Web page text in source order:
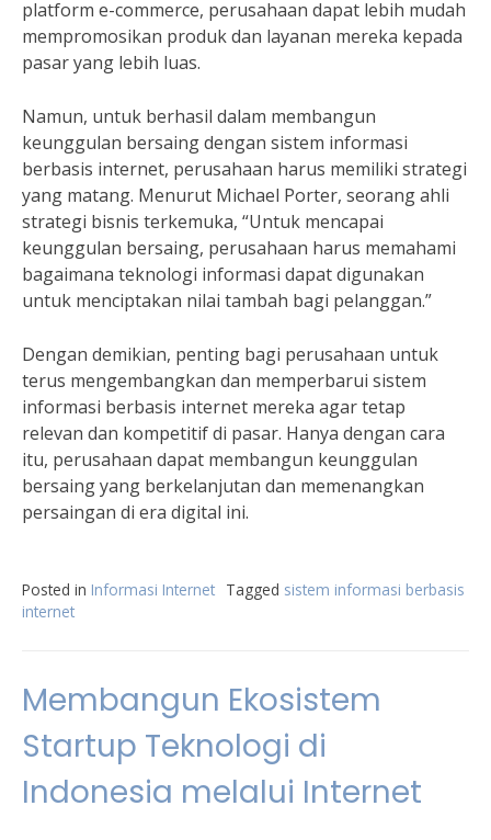
platform e-commerce, perusahaan dapat lebih mudah
mempromosikan produk dan layanan mereka kepada
pasar yang lebih luas.
Namun, untuk berhasil dalam membangun
keunggulan bersaing dengan sistem informasi
berbasis internet, perusahaan harus memiliki strategi
yang matang. Menurut Michael Porter, seorang ahli
strategi bisnis terkemuka, “Untuk mencapai
keunggulan bersaing, perusahaan harus memahami
bagaimana teknologi informasi dapat digunakan
untuk menciptakan nilai tambah bagi pelanggan.”
Dengan demikian, penting bagi perusahaan untuk
terus mengembangkan dan memperbarui sistem
informasi berbasis internet mereka agar tetap
relevan dan kompetitif di pasar. Hanya dengan cara
itu, perusahaan dapat membangun keunggulan
bersaing yang berkelanjutan dan memenangkan
persaingan di era digital ini.
Posted in Informasi Internet Tagged sistem informasi berbasis
internet
Membangun Ekosistem
Startup Teknologi di
Indonesia melalui Internet